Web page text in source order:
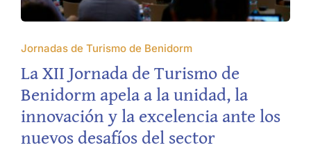
Jornadas de Turismo de Benidorm
La XII Jornada de Turismo de
Benidorm apela a la unidad, la
innovación y la excelencia ante los
nuevos desafíos del sector